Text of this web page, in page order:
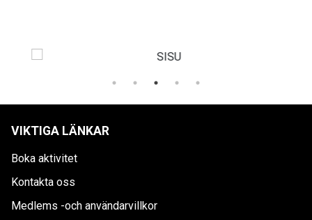
VIKTIGA LÄNKAR
Boka aktivitet
Kontakta oss
Medlems -och användarvillkor